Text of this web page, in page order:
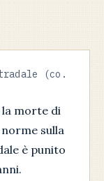
(co.
la morte di
sulla
è punito